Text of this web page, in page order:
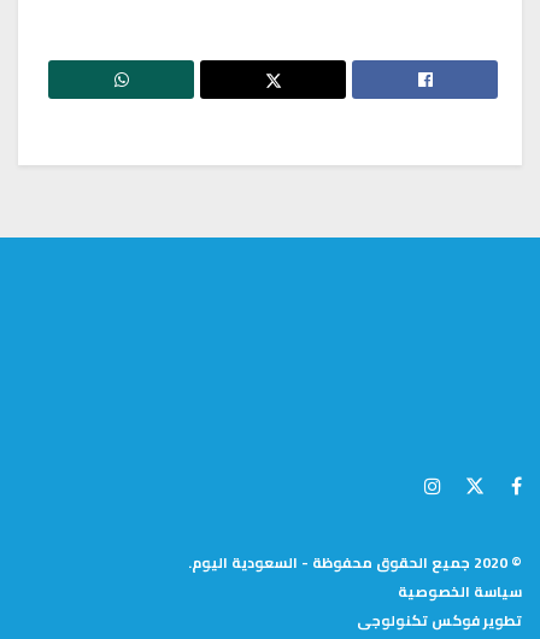
© 2020 جميع الحقوق محفوظة - السعودية اليوم.
سياسة الخصوصية
تطويرفوكس تكنولوجى